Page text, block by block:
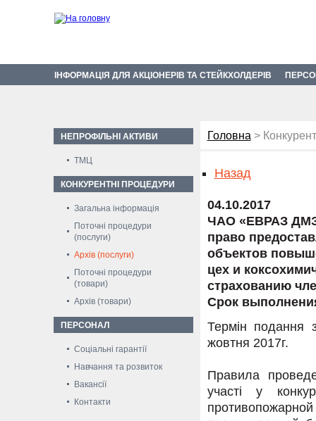
ІНФОРМАЦІЯ ДЛЯ АКЦІОНЕРІВ ТА СТЕЙКХОЛДЕРІВ
НЕПРОФІЛЬНІ АКТИВИ
ТМЦ
КОНКУРЕНТНІ ПРОЦЕДУРИ
Загальна інформація
Поточні процедури
(послуги)
Архів (послуги)
Поточні процедури
(товари)
Архів (товари)
ПЕРСОНАЛ
Соціальні гарантії
Навчання та розвиток
Вакансії
Контакти
Головна >
Назад
04.10.2017
ЧАО «ЕВРАЗ
право
объектов
цех и
страхованию
Срок
Термін подання
жовтня 2017г.
Правила
участі у